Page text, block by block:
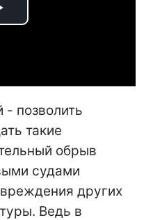
- позволить
такие
обрыв
судами
других
Ведь в